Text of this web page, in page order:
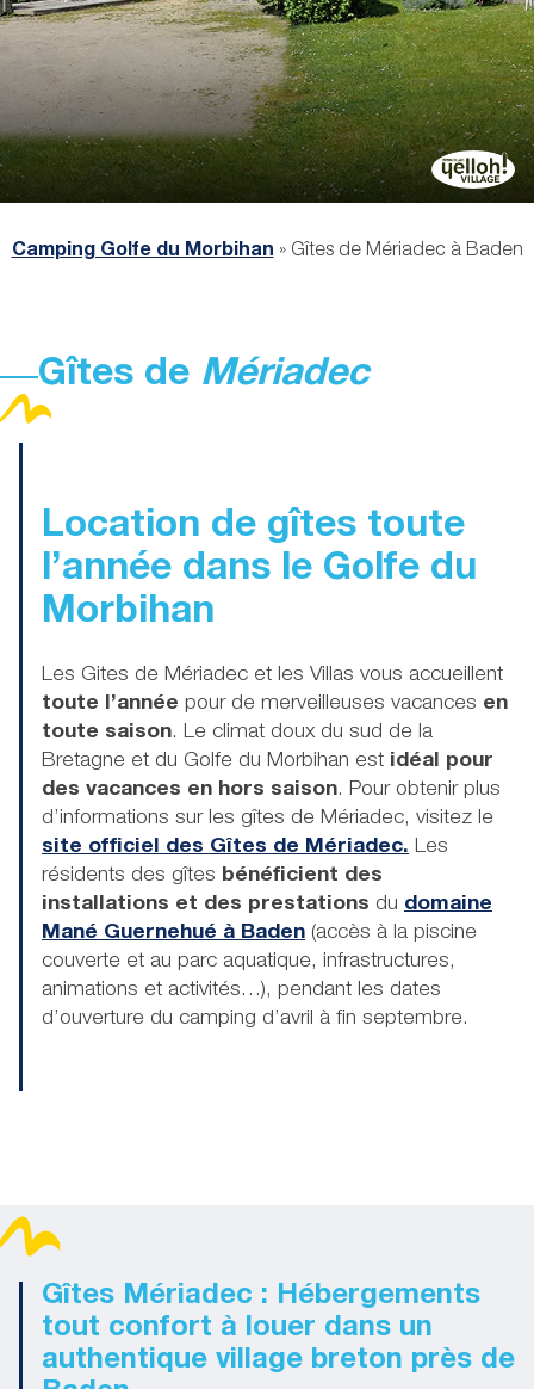
Camping Golfe du Morbihan » Gîtes de Mériadec à Baden
Gîtes de Mériadec
Location de gîtes toute
l’année dans le Golfe du
Morbihan
Les Gites de Mériadec et les Villas vous accueillent
toute l’année pour de merveilleuses vacances en
toute saison. Le climat doux du sud de la
Bretagne et du Golfe du Morbihan est idéal pour
des vacances en hors saison. Pour obtenir plus
d’informations sur les gîtes de Mériadec, visitez le
site officiel des Gîtes de Mériadec. Les
résidents des gîtes bénéficient des
installations et des prestations du domaine
Mané Guernehué à Baden (accès à la piscine
couverte et au parc aquatique, infrastructures,
animations et activités…), pendant les dates
d’ouverture du camping d’avril à fin septembre.
Gîtes Mériadec : Hébergements
tout confort à louer dans un
authentique village breton près de